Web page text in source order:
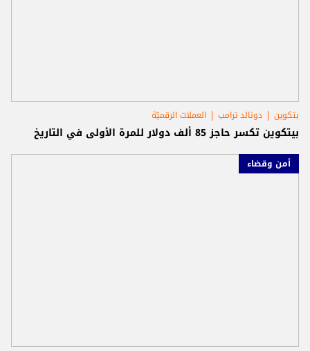
بتكوين دونالد ترامب العملات الرقميّة
بيتكوين تكسر حاجز 85 ألف دولار للمرة الأولى في التاريخ
أمن وقضاء